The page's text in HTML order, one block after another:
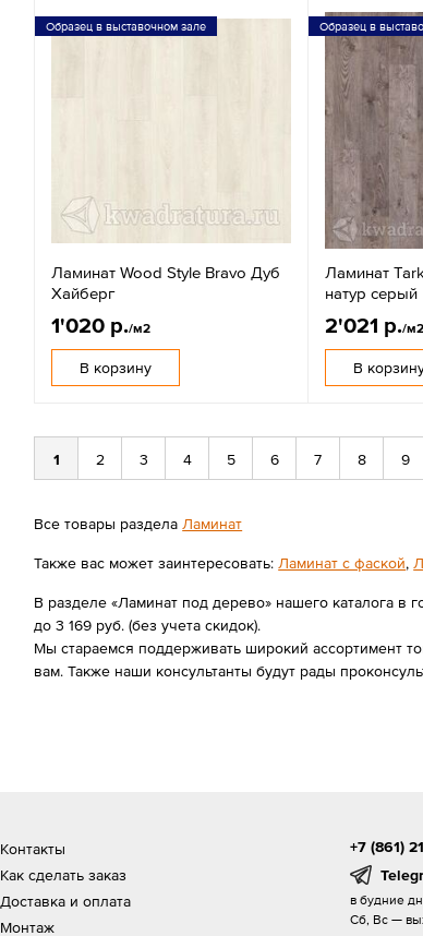
Образец в выставочном зале
Ламинат Wood Style Bravo Дуб
Хайберг
1'020 р./м2
В корзину
Образец в
Ламинат
натур серый
2'021 р./м2
В
1 2 3 4 5 6 7 8 9
Все товары раздела Ламинат
Также вас может заинтересовать: Ламинат с фаской,
В разделе «Ламинат под дерево» нашего каталога в
до 3 169 руб. (без учета скидок).
Мы стараемся поддерживать широкий ассортимент
вам. Также наши консультанты будут рады
Контакты
Как сделать заказ
Доставка и оплата
Монтаж
+7 (861)
в будние
Сб, Вс —